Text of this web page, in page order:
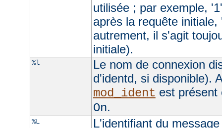
utilisée ; par exemple,
après la requête
autrement, il s'agit
initiale).
%l
Le nom de connexion
d'identd, si disponible).
mod_ident est
On.
%L
L'identifiant du